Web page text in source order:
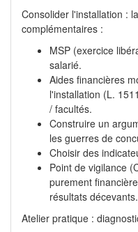
Consolider l'installation :
complémentaires :
MSP (exercice
salarié.
Aides financières
l'installation (L.
/ facultés.
Construire un
les guerres de
Choisir des
Point de vigilance
purement
résultats décevants.
Atelier pratique :